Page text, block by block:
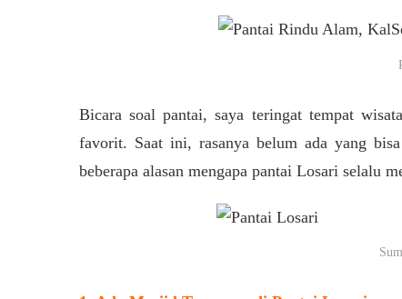
Bicara soal pantai, saya teringat tempat
favorit. Saat ini, rasanya belum ada yang
beberapa alasan mengapa pantai Losari selalu